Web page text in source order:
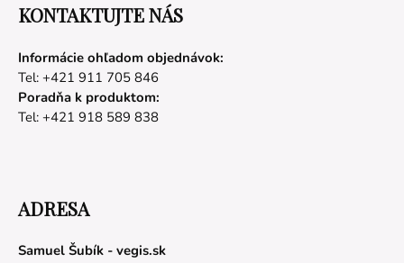
KONTAKTUJTE NÁS
Informácie ohľadom objednávok:
Tel: +421 911 705 846
Poradňa k produktom:
Tel: +421 918 589 838
ADRESA
Samuel Šubík - vegis.sk